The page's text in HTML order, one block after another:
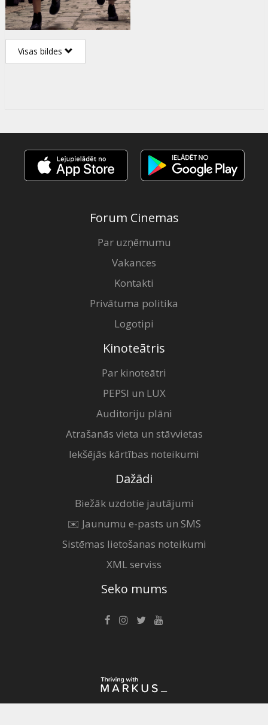
Visas bildes
Forum Cinemas
Par uzņēmumu
Vakances
Kontakti
Privātuma politika
Logotipi
Kinoteātris
Par kinoteātri
PEPSI un LUX
Auditoriju plāni
Atrašanās vieta un stāvvietas
Iekšējās kārtības noteikumi
Dažādi
Biežāk uzdotie jautājumi
✉️ Jaunumu e-pasts un SMS
Sistēmas lietošanas noteikumi
XML serviss
Seko mums